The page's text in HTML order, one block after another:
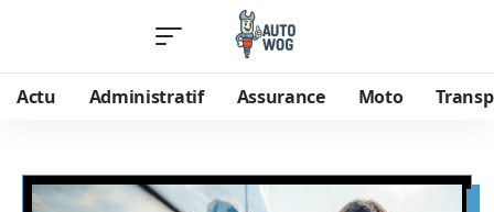
Actu Administratif Assurance Moto